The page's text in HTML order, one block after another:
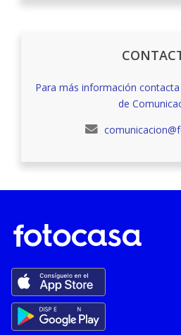
Para más información
de